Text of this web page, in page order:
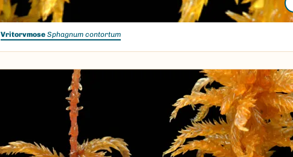
Vritorvmose Sphagnum contortum